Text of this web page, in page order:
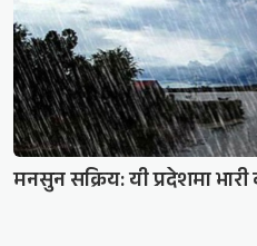
मनसुन सक्रिय: यी प्रदेशमा भारी